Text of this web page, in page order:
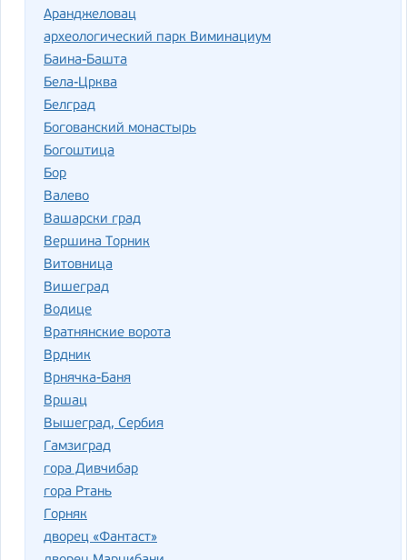
Аранджеловац
археологический парк Виминациум
Баина-Башта
Бела-Црква
Белград
Богованский монастырь
Богоштица
Бор
Валево
Вашарски град
Вершина Торник
Витовница
Вишеград
Водице
Вратнянские ворота
Врдник
Врнячка-Баня
Вршац
Вышеград, Сербия
Гамзиград
гора Дивчибар
гора Ртань
Горняк
дворец «Фантаст»